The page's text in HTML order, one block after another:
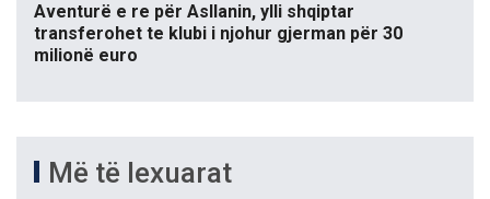
Aventurë e re për Asllanin, ylli shqiptar
transferohet te klubi i njohur gjerman për 30
milionë euro
Më të lexuarat